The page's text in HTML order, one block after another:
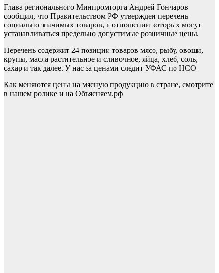
Глава регионального Минпромторга Андрей Гончаров
сообщил, что Правительством РФ утвержден перечень
социально значимых товаров, в отношении которых могут
устанавливаться предельно допустимые розничные цены.
Перечень содержит 24 позиции товаров мясо, рыбу, овощи,
крупы, масла растительное и сливочное, яйца, хлеб, соль,
сахар и так далее. У нас за ценами следит УФАС по НСО.
Как меняются цены на мясную продукцию в стране, смотрите
в нашем ролике и на Объясняем.рф